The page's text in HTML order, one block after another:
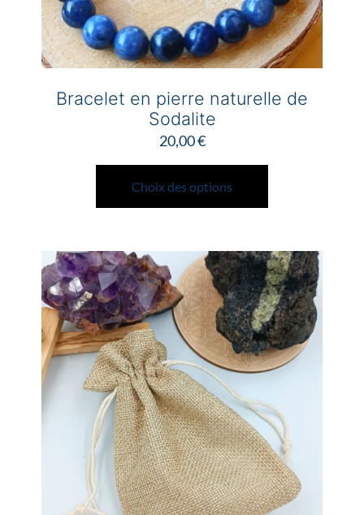
produit
Bracelet en pierre naturelle de
Sodalite
20,00€
Choix des options
Ce
a
variations.
Les
options
peuvent
être
choisies
la
page
du
produit